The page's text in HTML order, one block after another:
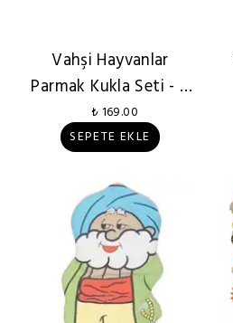
Vahşi Hayvanlar
Parmak Kukla Seti - 5
Adet
₺ 169.00
SEPETE EKLE